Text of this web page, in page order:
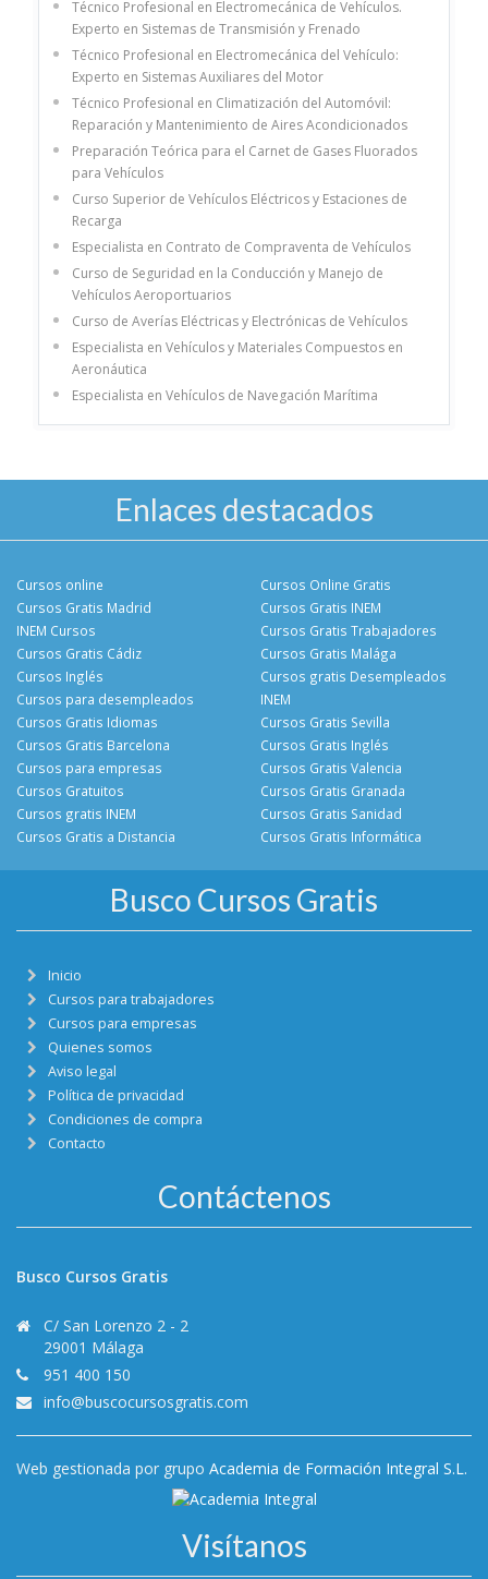
Técnico Profesional en Electromecánica de Vehículos.
Experto en Sistemas de Transmisión y Frenado
Técnico Profesional en Electromecánica del Vehículo:
Experto en Sistemas Auxiliares del Motor
Técnico Profesional en Climatización del Automóvil:
Reparación y Mantenimiento de Aires Acondicionados
Preparación Teórica para el Carnet de Gases Fluorados
para Vehículos
Curso Superior de Vehículos Eléctricos y Estaciones de
Recarga
Especialista en Contrato de Compraventa de Vehículos
Curso de Seguridad en la Conducción y Manejo de
Vehículos Aeroportuarios
Curso de Averías Eléctricas y Electrónicas de Vehículos
Especialista en Vehículos y Materiales Compuestos en
Aeronáutica
Especialista en Vehículos de Navegación Marítima
Enlaces destacados
Cursos online
Cursos Gratis Madrid
INEM Cursos
Cursos Gratis Cádiz
Cursos Online Gratis
Cursos Gratis INEM
Cursos Gratis Trabajadores
Cursos Gratis Malága
Cursos Inglés
Cursos para desempleados
Cursos Gratis Idiomas
Cursos Gratis Barcelona
Cursos gratis Desempleados
INEM
Cursos Gratis Sevilla
Cursos Gratis Inglés
Cursos para empresas
Cursos Gratuitos
Cursos gratis INEM
Cursos Gratis a Distancia
Cursos Gratis Valencia
Cursos Gratis Granada
Cursos Gratis Sanidad
Cursos Gratis Informática
Busco Cursos Gratis
Inicio
Cursos para trabajadores
Cursos para empresas
Quienes somos
Aviso legal
Política de privacidad
Condiciones de compra
Contacto
Contáctenos
Busco Cursos Gratis
C/ San Lorenzo 2 - 2
29001 Málaga
951 400 150
info@buscocursosgratis.com
Web gestionada por grupo Academia de Formación Integral S.L.
Visítanos